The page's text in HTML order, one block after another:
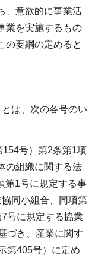
、意欲的に事業活
業を実施するもの
の要綱の定めると
は、次の各号のい
154号）第2条第1項
の組織に関する法
第1号に規定する事
同小組合、同項第
号に規定する協業
づき、産業に関す
第405号）に定め